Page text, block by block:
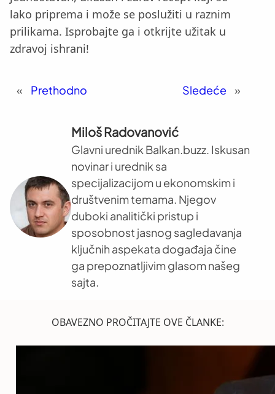
lako priprema i može se poslužiti u raznim
prilikama. Isprobajte ga i otkrijte užitak u
zdravoj ishrani!
« Prethodno Sledeće »
Miloš Radovanović
Glavni urednik Balkan.buzz. Iskusan
novinar i urednik sa
specijalizacijom u ekonomskim i
društvenim temama. Njegov
duboki analitički pristup i
sposobnost jasnog sagledavanja
ključnih aspekata događaja čine
ga prepoznatljivim glasom našeg
sajta.
OBAVEZNO PROČITAJTE OVE ČLANKE: